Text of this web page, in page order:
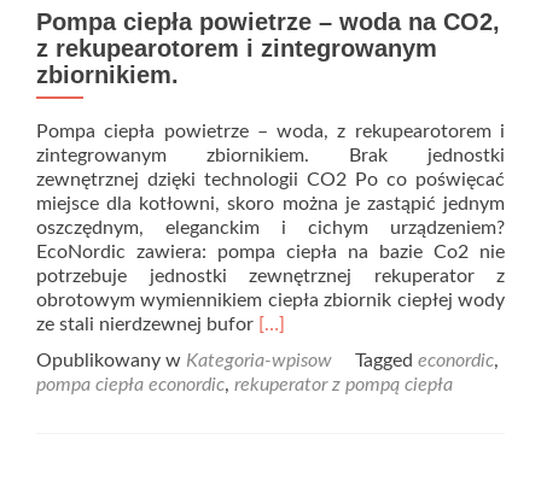
Pompa ciepła powietrze – woda na CO2,
z rekupearotorem i zintegrowanym
zbiornikiem.
Pompa ciepła powietrze – woda, z rekupearotorem i
zintegrowanym zbiornikiem. Brak jednostki
zewnętrznej dzięki technologii CO2 Po co poświęcać
miejsce dla kotłowni, skoro można je zastąpić jednym
oszczędnym, eleganckim i cichym urządzeniem?
EcoNordic zawiera: pompa ciepła na bazie Co2 nie
potrzebuje jednostki zewnętrznej rekuperator z
obrotowym wymiennikiem ciepła zbiornik ciepłej wody
ze stali nierdzewnej bufor Read
about
Pompa
[…]
Opublikowany w Kategoria-wpisow Tagged econordic,
pompa ciepła econordic, rekuperator z pompą ciepła